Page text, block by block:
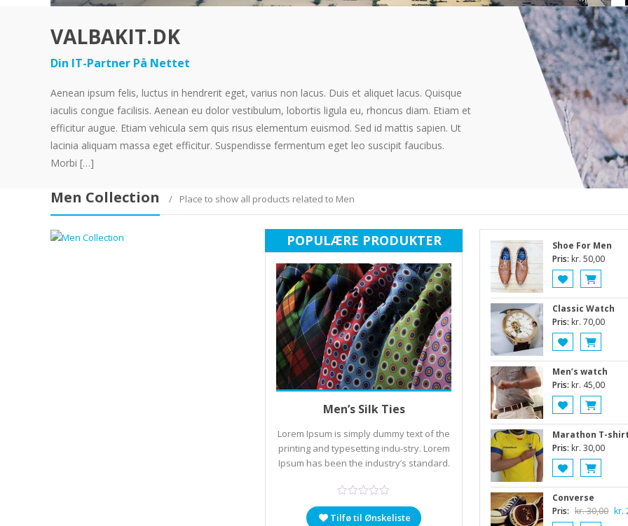
VALBAKIT.DK
Din IT-Partner På Nettet
Aenean ipsum felis, luctus in hendrerit eget, varius non lacus. Duis et aliquet lacus. Quisque
iaculis congue facilisis. Aenean eu dolor vestibulum, lobortis ligula eu, rhoncus diam. Etiam et
efficitur augue. Etiam vehicula sem quis risus elementum euismod. Sed id mattis sapien. Ut
lacinia aliquam massa eget efficitur. Suspendisse fermentum eget leo suscipit faucibus.
Morbi […]
Men Collection Place to show all products related to Men
POPULÆRE PRODUKTER
Tilføj til kurvMen’s Silk Ties
Lorem Ipsum is simply dummy text of the
printing and typesetting indu-stry. Lorem
Ipsum has been the industry’s standard.
Tilfø til Ønskeliste
Shoe For Men
Pris: kr. 50,00
Classic Watch
Pris: kr. 70,00
Men’s watch
Pris: kr. 45,00
Marathon T-
Pris: kr. 30,00
Converse
Pris: kr.30,00 Den
kr.